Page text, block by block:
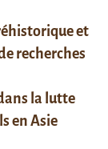
et
recherches
la lutte
en Asie